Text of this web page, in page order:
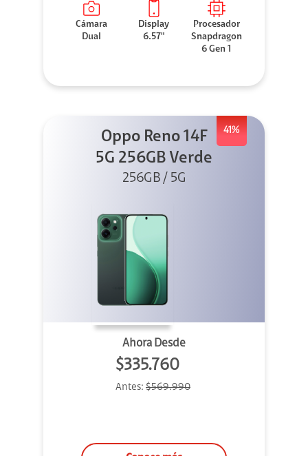
Cámara
Dual
Display
6.57"
Procesador
Snapdragon
6 Gen 1
41%
Oppo Reno 14F
5G 256GB Verde
256GB / 5G
Ahora Desde
$335.760
Antes: $569.990